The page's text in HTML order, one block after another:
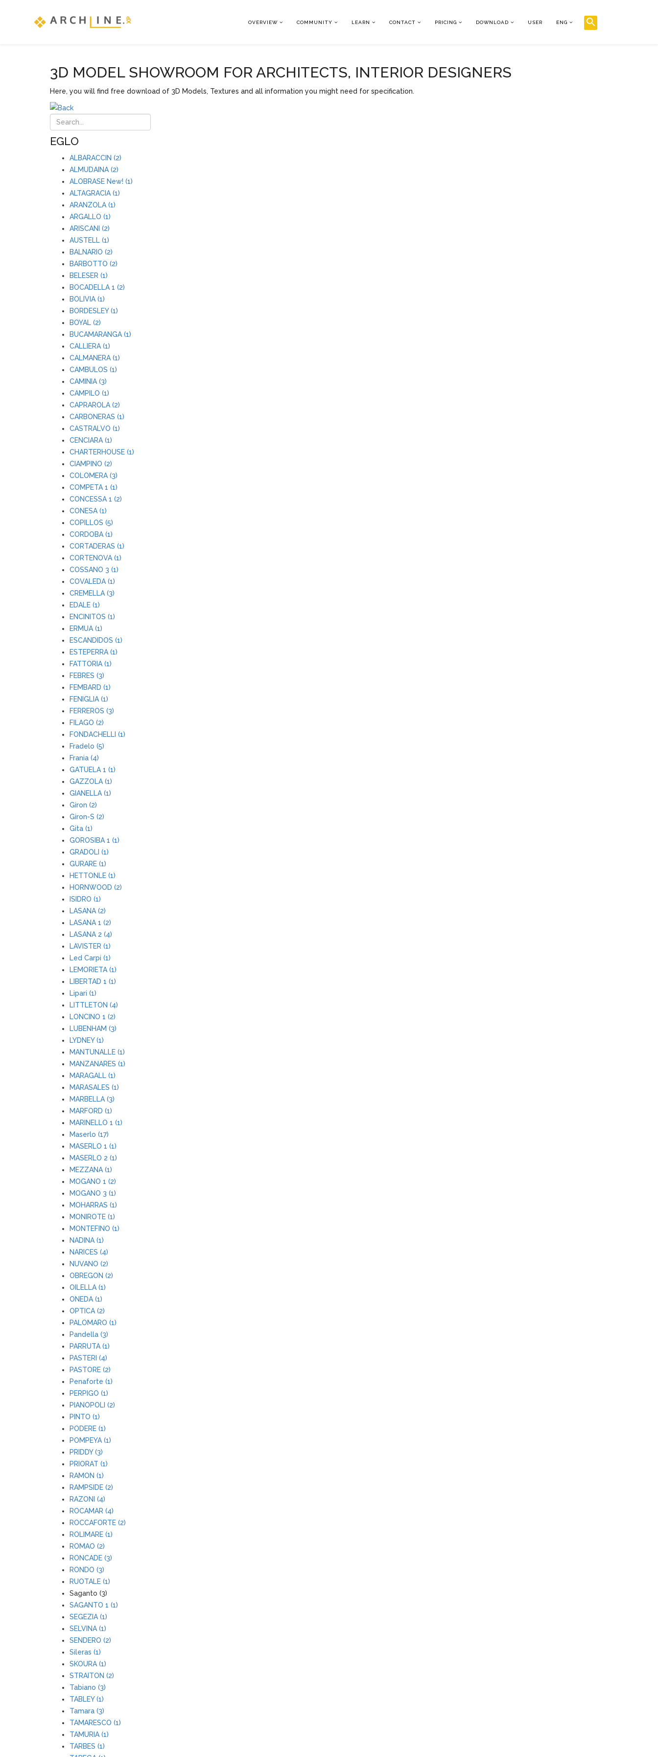
OVERVIEW COMMUNITY LEARN CONTACT PRICING DOWNLOAD USER ENG
3D MODEL SHOWROOM FOR ARCHITECTS, INTERIOR DESIGNERS
Here, you will find free download of 3D Models, Textures and all information you might need for specification.
EGLO
ALBARACCIN (2)
ALMUDAINA (2)
ALOBRASE New! (1)
ALTAGRACIA (1)
ARANZOLA (1)
ARGALLO (1)
ARISCANI (2)
AUSTELL (1)
BALNARIO (2)
BARBOTTO (2)
BELESER (1)
BOCADELLA 1 (2)
BOLIVIA (1)
BORDESLEY (1)
BOYAL (2)
BUCAMARANGA (1)
CALLIERA (1)
CALMANERA (1)
CAMBULOS (1)
CAMINIA (3)
CAMPILO (1)
CAPRAROLA (2)
CARBONERAS (1)
CASTRALVO (1)
CENCIARA (1)
CHARTERHOUSE (1)
CIAMPINO (2)
COLOMERA (3)
COMPETA 1 (1)
CONCESSA 1 (2)
CONESA (1)
COPILLOS (5)
CORDOBA (1)
CORTADERAS (1)
CORTENOVA (1)
COSSANO 3 (1)
COVALEDA (1)
CREMELLA (3)
EDALE (1)
ENCINITOS (1)
ERMUA (1)
ESCANDIDOS (1)
ESTEPERRA (1)
FATTORIA (1)
FEBRES (3)
FEMBARD (1)
FENIGLIA (1)
FERREROS (3)
FILAGO (2)
FONDACHELLI (1)
Fradelo (5)
Frania (4)
GATUELA 1 (1)
GAZZOLA (1)
GIANELLA (1)
Giron (2)
Giron-S (2)
Gita (1)
GOROSIBA 1 (1)
GRADOLI (1)
GURARE (1)
HETTONLE (1)
HORNWOOD (2)
ISIDRO (1)
LASANA (2)
LASANA 1 (2)
LASANA 2 (4)
LAVISTER (1)
Led Carpi (1)
LEMORIETA (1)
LIBERTAD 1 (1)
Lipari (1)
LITTLETON (4)
LONCINO 1 (2)
LUBENHAM (3)
LYDNEY (1)
MANTUNALLE (1)
MANZANARES (1)
MARAGALL (1)
MARASALES (1)
MARBELLA (3)
MARFORD (1)
MARINELLO 1 (1)
Maserlo (17)
MASERLO 1 (1)
MASERLO 2 (1)
MEZZANA (1)
MOGANO 1 (2)
MOGANO 3 (1)
MOHARRAS (1)
MONIROTE (1)
MONTEFINO (1)
NADINA (1)
NARICES (4)
NUVANO (2)
OBREGON (2)
OILELLA (1)
ONEDA (1)
OPTICA (2)
PALOMARO (1)
Pandella (3)
PARRUTA (1)
PASTERI (4)
PASTORE (2)
Penaforte (1)
PERPIGO (1)
PIANOPOLI (2)
PINTO (1)
PODERE (1)
POMPEYA (1)
PRIDDY (3)
PRIORAT (1)
RAMON (1)
RAMPSIDE (2)
RAZONI (4)
ROCAMAR (4)
ROCCAFORTE (2)
ROLIMARE (1)
ROMAO (2)
RONCADE (3)
RONDO (3)
RUOTALE (1)
Saganto (3)
SAGANTO 1 (1)
SEGEZIA (1)
SELVINA (1)
SENDERO (2)
Sileras (1)
SKOURA (1)
STRAITON (2)
Tabiano (3)
TABLEY (1)
Tamara (3)
TAMARESCO (1)
TAMURIA (1)
TARBES (1)